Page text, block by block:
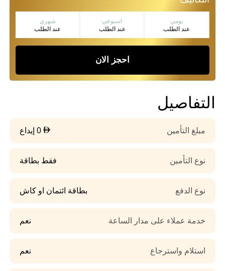
يومي
عند الطلب
اسبوعي
عند الطلب
شهري
عند الطلب
احجز الان
التفاصيل
مبلغ التأمين 0 إيداع
نوع التأمين فقط بطاقة
نوع الدفع بطاقة ائتمان او كاش
خدمة عملاء على مدار الساعة نعم
استلام واسترجاع نعم